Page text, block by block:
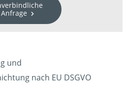
Anfrage
und
nach EU DSGVO